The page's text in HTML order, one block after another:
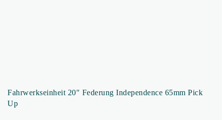
Fahrwerkseinheit 20″ Federung Independence 65mm Pick
Up